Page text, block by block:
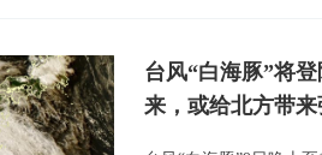
台风“白海豚”将
来，或给北方带